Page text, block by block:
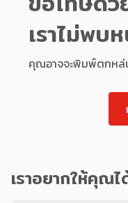
เราไม่พ
คุณอาจจะพิมพ์ตกหล่
เราอยากให้คุณไ